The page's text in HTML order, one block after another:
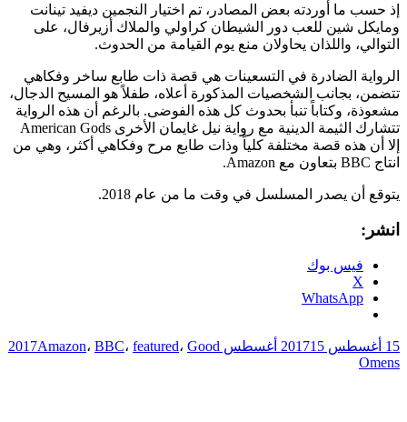
إذ حسب ما أوردته بعض المصادر، تم اختيار النجمين ديفيد تينانت
ومايكل شين للعب دور الشيطان كراولي والملاك أزيرفال، على
التوالي، واللذان يحاولان منع يوم القيامة من الحدوث.
الرواية الضادرة في التسعينات هي قصة ذات طابع ساخر وفكاهي
تتضمن، بجانب الشخصيات المذكورة أعلاه، طفلاً هو المسيح الدجال،
مشعوذة، وكتاباً تنبأ بحدوث كل هذه الفوضى. بالرغم أن هذه الرواية
تتشارك الثيمة الدينية مع رواية نيل غايمان الأخرى American Gods
إﻻ أن هذه قصة مختلفة كلياً وذات طابع مرح وفكاهي أكثر، وهي من
انتاج BBC بتعاون مع Amazon.
يتوقع أن يصدر المسلسل في وقت ما من عام 2018.
انشر:
فيس بوك
X
WhatsApp
15 أغسطس 2017 15 أغسطس 2017 Amazon، BBC، featured، Good
Omens